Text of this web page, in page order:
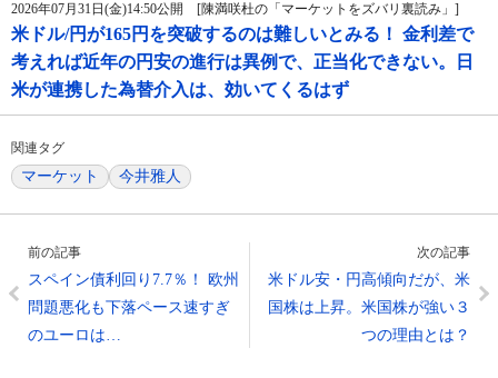
2026年07月31日(金)14:50公開 [陳満咲杜の「マーケットをズバリ裏読み」]
米ドル/円が165円を突破するのは難しいとみる！ 金利差で
考えれば近年の円安の進行は異例で、正当化できない。日
米が連携した為替介入は、効いてくるはず
関連タグ
マーケット 今井雅人
前の記事
スペイン債利回り7.7％！ 欧州
問題悪化も下落ペース速すぎ
のユーロは…
次の記事
米ドル安・円高傾向だが、米
国株は上昇。米国株が強い３
つの理由とは？